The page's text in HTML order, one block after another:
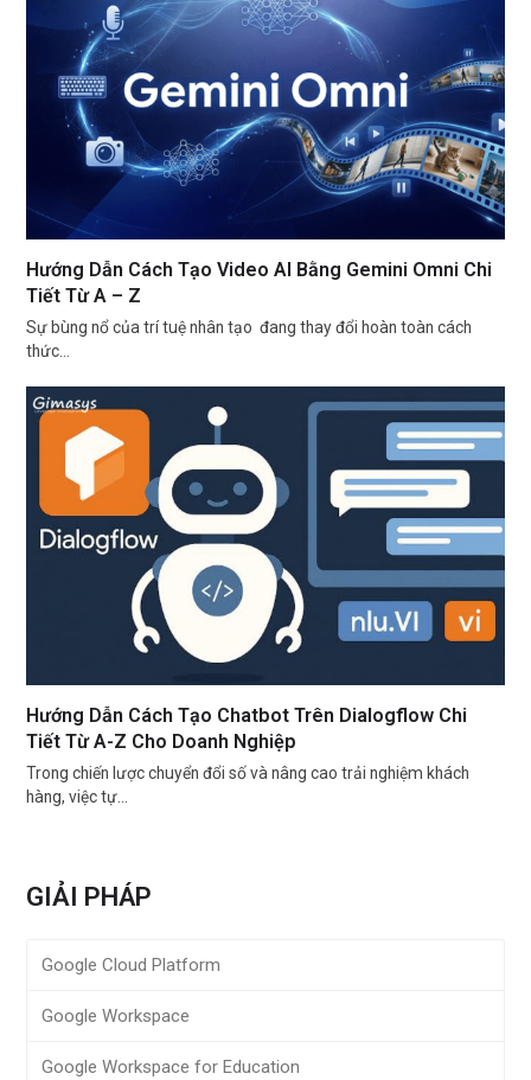
Hướng Dẫn Cách Tạo Video AI Bằng Gemini Omni Chi
Tiết Từ A – Z
Sự bùng nổ của trí tuệ nhân tạo đang thay đổi hoàn toàn cách
thức…
Hướng Dẫn Cách Tạo Chatbot Trên Dialogflow Chi
Tiết Từ A-Z Cho Doanh Nghiệp
Trong chiến lược chuyển đổi số và nâng cao trải nghiệm khách
hàng, việc tự…
GIẢI PHÁP
Google Cloud Platform
Google Workspace
Google Workspace for Education